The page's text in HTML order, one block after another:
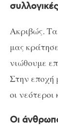
Ακριβώς.
μας
νιώθουμε
Στην εποχή
οι
Οι